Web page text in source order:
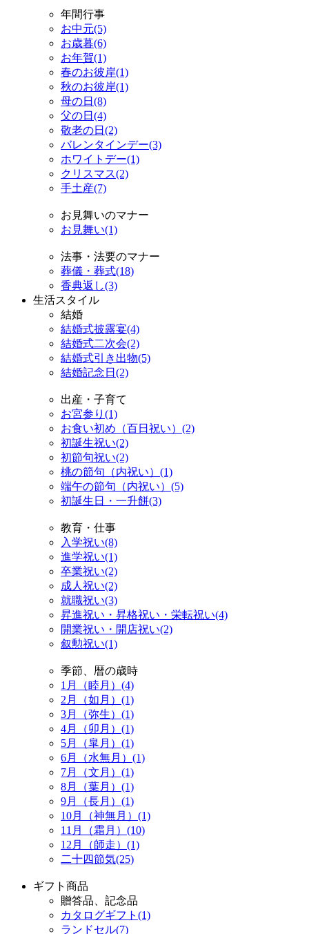
年間行事
お中元(5)
お歳暮(6)
お年賀(1)
春のお彼岸(1)
秋のお彼岸(1)
母の日(8)
父の日(4)
敬老の日(2)
バレンタインデー(3)
ホワイトデー(1)
クリスマス(2)
手土産(7)
お見舞いのマナー
お見舞い(1)
法事・法要のマナー
葬儀・葬式(18)
香典返し(3)
生活スタイル
結婚
結婚式披露宴(4)
結婚式二次会(2)
結婚式引き出物(5)
結婚記念日(2)
出産・子育て
お宮参り(1)
お食い初め（百日祝い）(2)
初誕生祝い(2)
初節句祝い(2)
桃の節句（内祝い）(1)
端午の節句（内祝い）(5)
初誕生日・一升餅(3)
教育・仕事
入学祝い(8)
進学祝い(1)
卒業祝い(2)
成人祝い(2)
就職祝い(3)
昇進祝い・昇格祝い・栄転祝い(4)
開業祝い・開店祝い(2)
叙勲祝い(1)
季節、暦の歳時
1月（睦月）(4)
2月（如月）(1)
3月（弥生）(1)
4月（卯月）(1)
5月（皐月）(1)
6月（水無月）(1)
7月（文月）(1)
8月（葉月）(1)
9月（長月）(1)
10月（神無月）(1)
11月（霜月）(10)
12月（師走）(1)
二十四節気(25)
ギフト商品
贈答品、記念品
カタログギフト(1)
ランドセル(7)